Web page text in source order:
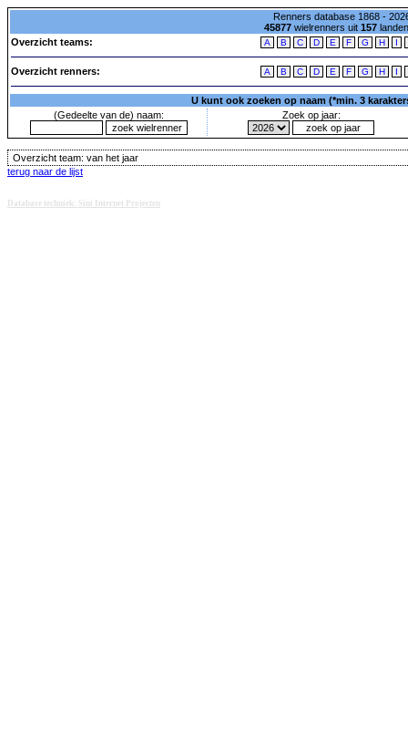
Renners database 1868 -
45877wielrenners uit 157
Overzicht teams:
A B C D E F G H I
Overzicht renners: A B C D E F G H I
U kunt ook zoeken op naam (*min. 3
(Gedeelte van de) naam:
Zoek op jaar:
Overzicht team: van het jaar
terug naar de lijst
Database techniek: Sini Internet Projecten